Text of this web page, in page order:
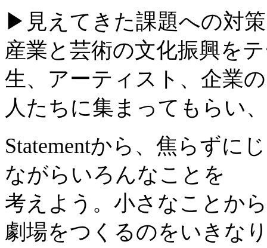
▶︎見えてきた課題への対
産業と芸術の文化振興を
生、アーティスト、企業の
人たちに集まってもらい
Statementから、焦らずに
ながらいろんなことを
考えよう。小さなことか
劇場をつくるのをいきな